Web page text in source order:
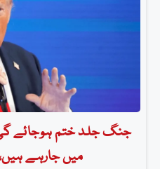
جنگ جلد ختم ہوجائے
میں جارہے